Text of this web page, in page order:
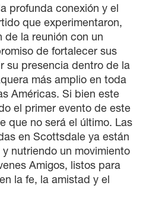
profunda conexión y el
que experimentaron,
de la reunión con un
de fortalecer sus
su presencia dentro de la
más amplio en toda
Américas. Si bien este
el primer evento de este
que no será el último. Las
en Scottsdale ya están
nutriendo un movimiento
Amigos, listos para
la fe, la amistad y el